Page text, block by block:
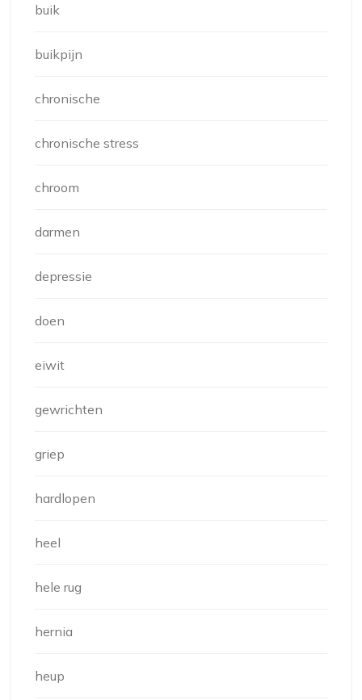
buik
buikpijn
chronische
chronische stress
chroom
darmen
depressie
doen
eiwit
gewrichten
griep
hardlopen
heel
hele rug
hernia
heup